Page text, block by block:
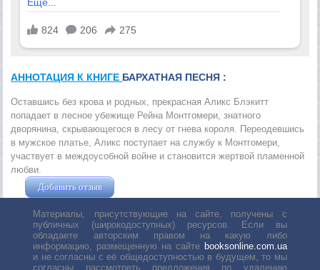
АННОТАЦИЯ К КНИГЕ БАРХАТНАЯ ПЕСНЯ :
Оставшись без крова и родных, прекрасная Аликс Блэкитт
попадает в лесное убежище Рейна Монтгомери, знатного
дворянина, скрывающегося в лесу от гнева короля. Переодевшись
в мужское платье, Аликс поступает на службу к Монтгомери,
участвует в междоусобной войне и становится жертвой пламенной
любви.
Добавить отзыв
Материалы, присутствующие на сайте, получены с
публичных (широкодоступных) ресурсов. Если вы
обладаете авторским правом на какую либо
информацию, размещенную на сайте booksonline.com.ua
и не согласны с её общедоступностью в будущем, то мы
согласны рассмотреть предложения по удалению